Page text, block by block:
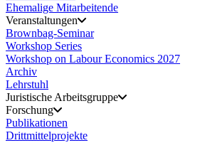
Ehemalige Mitarbeitende
Veranstaltungen
Brownbag-Seminar
Workshop Series
Workshop on Labour Economics 2027
Archiv
Lehrstuhl
Juristische Arbeitsgruppe
Forschung
Publikationen
Drittmittelprojekte